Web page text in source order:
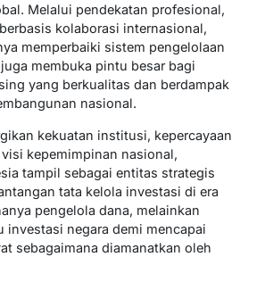
Melalui pendekatan profesional,
kolaborasi internasional,
memperbaiki sistem pengelolaan
membuka pintu besar bagi
yang berkualitas dan berdampak
nasional.
kekuatan institusi, kepercayaan
kepemimpinan nasional,
tampil sebagai entitas strategis
tata kelola investasi di era
pengelola dana, melainkan
investasi negara demi mencapai
sebagaimana diamanatkan oleh